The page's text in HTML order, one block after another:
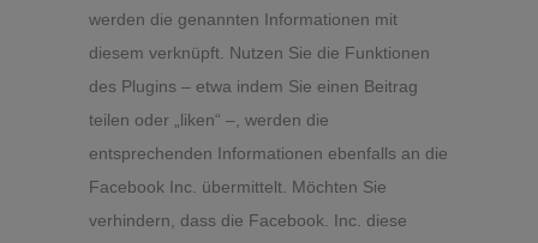
werden die genannten Informationen mit
diesem verknüpft. Nutzen Sie die Funktionen
des Plugins – etwa indem Sie einen Beitrag
teilen oder „liken“ –, werden die
entsprechenden Informationen ebenfalls an die
Facebook Inc. übermittelt. Möchten Sie
verhindern, dass die Facebook. Inc. diese